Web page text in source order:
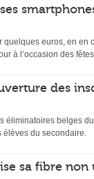
euros, en
à l’occasion des
des
éliminatoires belges
élèves du secondaire.
sa fibre non